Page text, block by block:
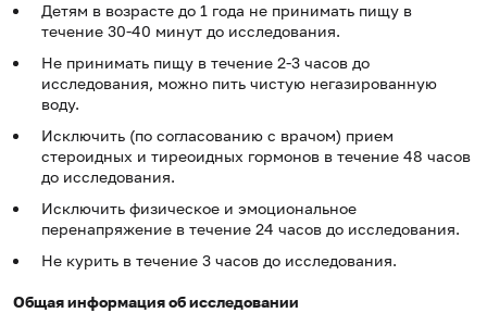
Детям в возрасте до 1 года не принимать пищу в
течение 30-40 минут до исследования.
Не принимать пищу в течение 2-3 часов до
исследования, можно пить чистую негазированную
воду.
Исключить (по согласованию с врачом) прием
стероидных и тиреоидных гормонов в течение 48 часов
до исследования.
Исключить физическое и эмоциональное
перенапряжение в течение 24 часов до исследования.
Не курить в течение 3 часов до исследования.
Общая информация об исследовании